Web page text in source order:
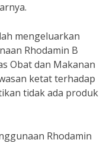
mengeluarkan
Rhodamin B
Obat dan Makanan
ketat terhadap
tidak ada produk
Rhodamin